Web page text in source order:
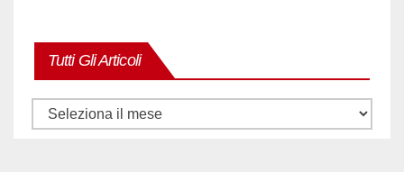
Tutti Gli Articoli
Tutti